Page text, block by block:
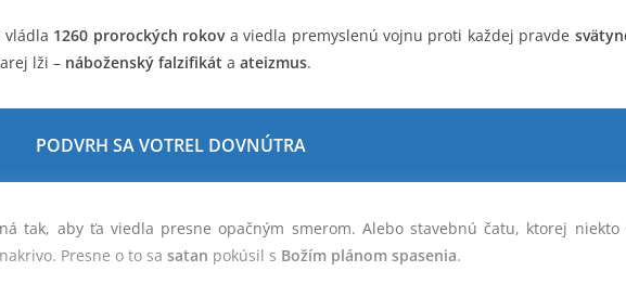
vládla 1260 prorockých rokova viedla premyslenú vojnu proti každej pravde
lži – náboženský falzifikát a ateizmus.
PODVRH SA VOTREL DOVNÚTRA
tak, aby ťa viedla presne opačným smerom. Alebo stavebnú čatu, ktorej
Presne o to sa satan pokúsil s Božím plánom spasenia.